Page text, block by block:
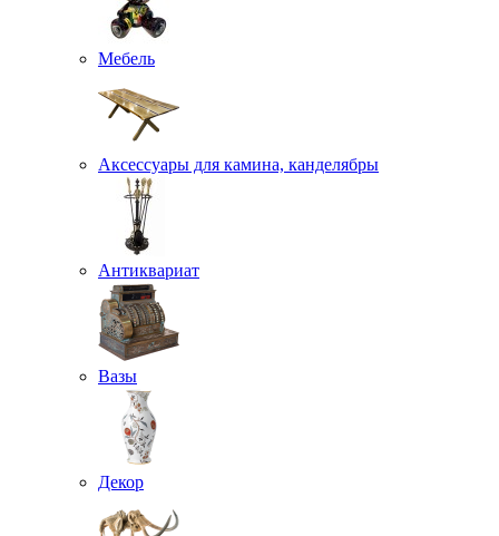
Мебель
Аксессуары для камина, канделябры
Антиквариат
Вазы
Декор